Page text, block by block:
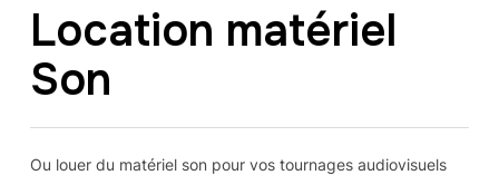
Location matériel
Son
Ou louer du matériel son pour vos tournages audiovisuels